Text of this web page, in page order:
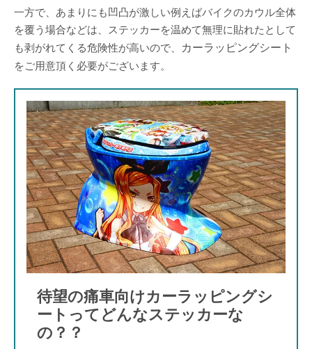
一方で、あまりにも凹凸が激しい例えばバイクのカウル全体
を覆う場合などは、ステッカーを温めて無理に貼れたとして
も剥がれてくる危険性が高いので、
カーラッピングシート
をご用意頂く必要がございます。
待望の痛車向けカーラッピングシ
ートってどんなステッカーな
の？？